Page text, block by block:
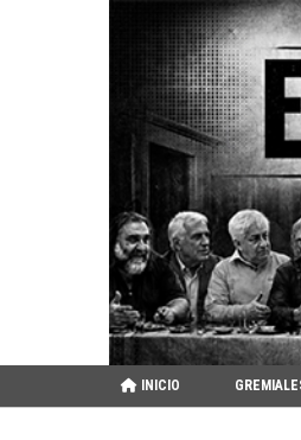
INICIO